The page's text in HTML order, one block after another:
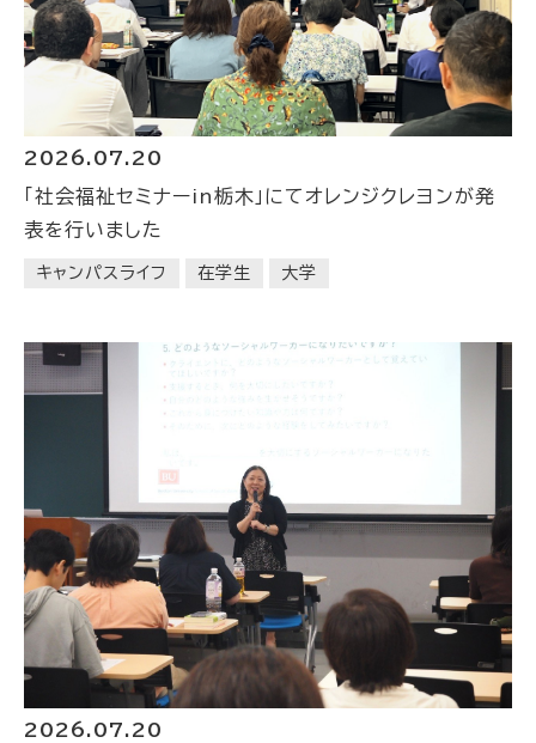
2026.07.20
「社会福祉セミナーin栃木」にてオレンジクレヨンが発
表を行いました
キャンパスライフ 在学生 大学
2026.07.20